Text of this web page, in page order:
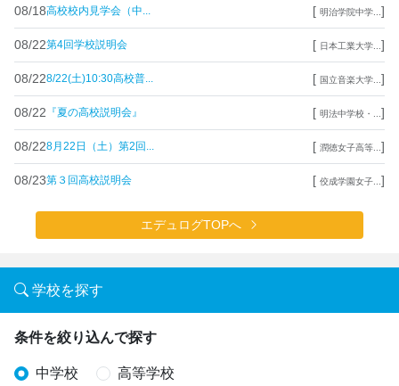
08/18高校校内見学会（中... [ 明治学院中学... ]
08/22第4回学校説明会 [ 日本工業大学... ]
08/228/22(土)10:30高校普... [ 国立音楽大学... ]
08/22 『夏の高校説明会』 [ 明法中学校・... ]
08/228月22日（土）第2回... [ 潤徳女子高等... ]
08/23第３回高校説明会 [ 佼成学園女子... ]
エデュログTOPへ
学校を探す
条件を絞り込んで探す
中学校 高等学校